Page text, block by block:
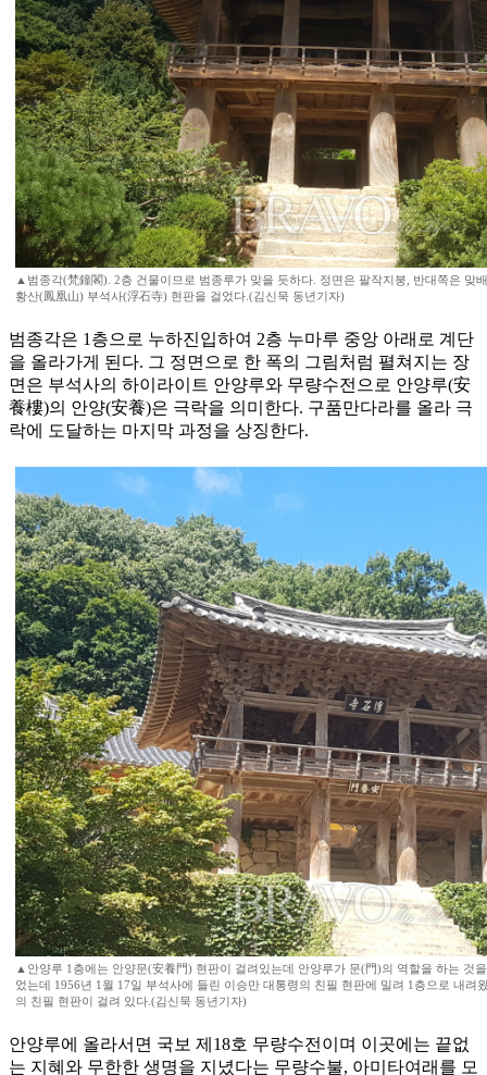
▲범종각(梵鐘閣). 2층 건물이므로 범종루가 맞을 듯하다. 정면은 팔작지붕, 반대쪽은 맞
황산(鳳凰山) 부석사(浮石寺) 현판을 걸었다.(김신묵 동년기자)
범종각은 1층으로 누하진입하여 2층 누마루 중앙 아래로 계단
을 올라가게 된다. 그 정면으로 한 폭의 그림처럼 펼쳐지는 장
면은 부석사의 하이라이트 안양루와 무량수전으로 안양루(安
養樓)의 안양(安養)은 극락을 의미한다. 구품만다라를 올라 극
락에 도달하는 마지막 과정을 상징한다.
▲안양루 1층에는 안양문(安養門) 현판이 걸려있는데 안양루가 문(門)의 역할을 하는 것
었는데 1956년 1월 17일 부석사에 들린 이승만 대통령의 친필 현판에 밀려 1층으로 내려
의 친필 현판이 걸려 있다.(김신묵 동년기자)
안양루에 올라서면 국보 제18호 무량수전이며 이곳에는 끝없
는 지혜와 무한한 생명을 지녔다는 무량수불, 아미타여래를 모